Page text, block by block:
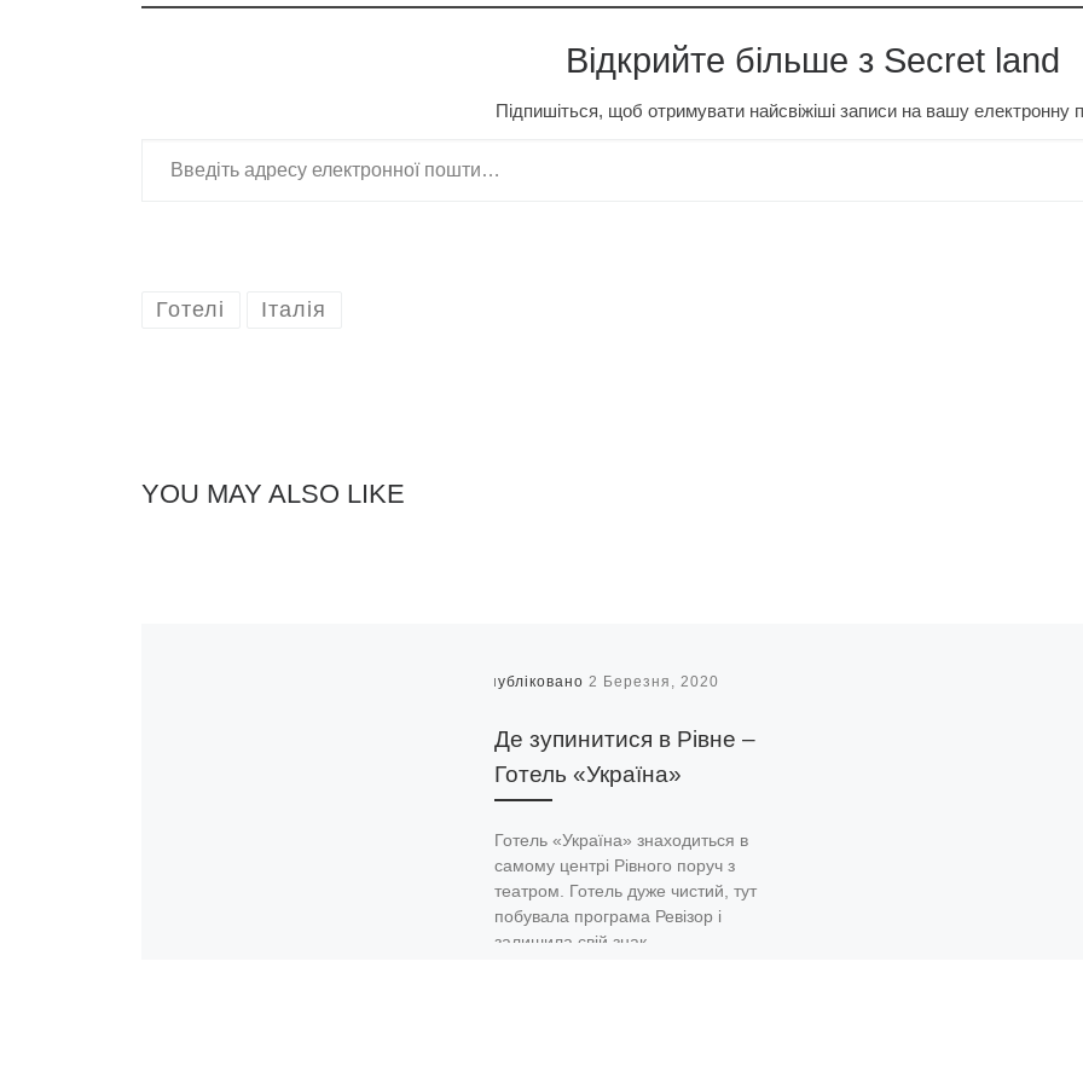
Відкрийте більше з Secret land
Підпишіться, щоб отримувати найсвіжіші записи на вашу електронну
Готелі Італія
YOU MAY ALSO LIKE
Опубліковано 2 Березня, 2020
Де зупинитися в Рівне –
Готель «Україна»
Готель «Україна» знаходиться в
самому центрі Рівного поруч з
театром. Готель дуже чистий, тут
побувала програма Ревізор і
залишила свій знак.